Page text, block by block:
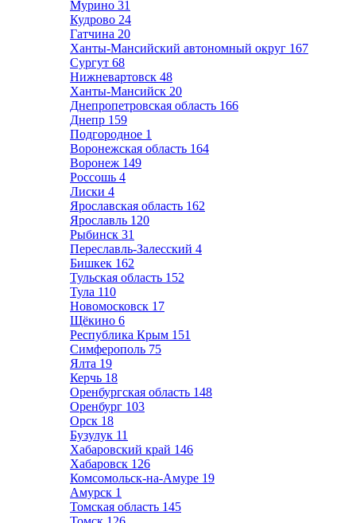
Мурино 31
Кудрово 24
Гатчина 20
Ханты-Мансийский автономный округ 167
Сургут 68
Нижневартовск 48
Ханты-Мансийск 20
Днепропетровская область 166
Днепр 159
Подгородное 1
Воронежская область 164
Воронеж 149
Россошь 4
Лиски 4
Ярославская область 162
Ярославль 120
Рыбинск 31
Переславль-Залесский 4
Бишкек 162
Тульская область 152
Тула 110
Новомосковск 17
Щёкино 6
Республика Крым 151
Симферополь 75
Ялта 19
Керчь 18
Оренбургская область 148
Оренбург 103
Орск 18
Бузулук 11
Хабаровский край 146
Хабаровск 126
Комсомольск-на-Амуре 19
Амурск 1
Томская область 145